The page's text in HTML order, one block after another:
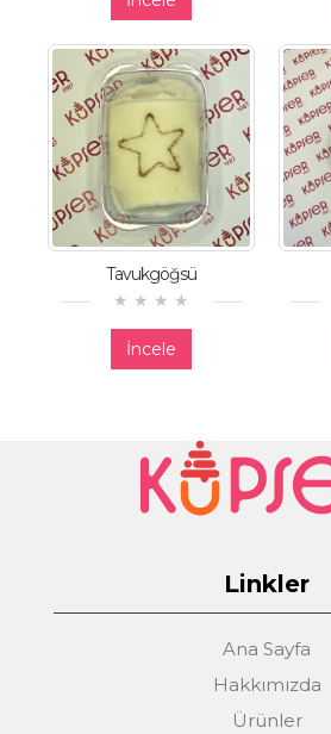
Tavukgöğsü
İncele
Linkler
Ana Sayfa
Hakkımızda
Ürünler